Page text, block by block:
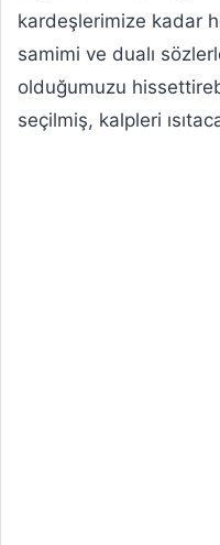
kardeşlerimize kadar
samimi ve dualı
olduğumuzu
seçilmiş, kalpleri